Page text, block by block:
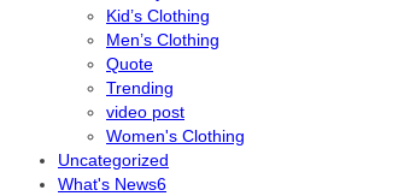
Kid’s Clothing
Men’s Clothing
Quote
Trending
video post
Women's Clothing
Uncategorized
What's News6